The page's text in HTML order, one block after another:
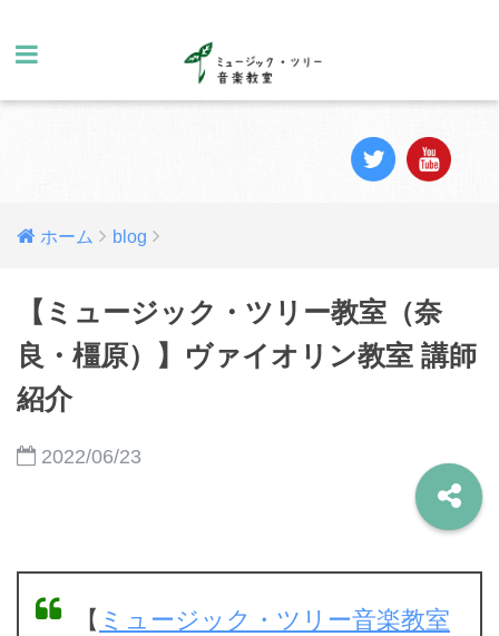
ホーム blog
【ミュージック・ツリー教室（奈
良・橿原）】ヴァイオリン教室 講師
紹介
2022/06/23
【 ミュージック・ツリー音楽教室